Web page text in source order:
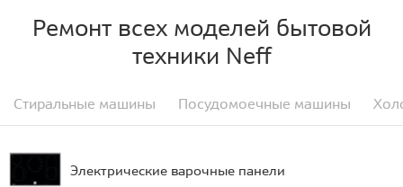
Ремонт всех моделей бытовой
техники Neff
Стиральные машины Посудомоечные машины
Электрические варочные панели